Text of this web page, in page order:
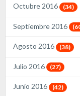
Octubre 2016 (34)
Septiembre 2016
Agosto 2016 (38)
Julio 2016 (27)
Junio 2016 (42)